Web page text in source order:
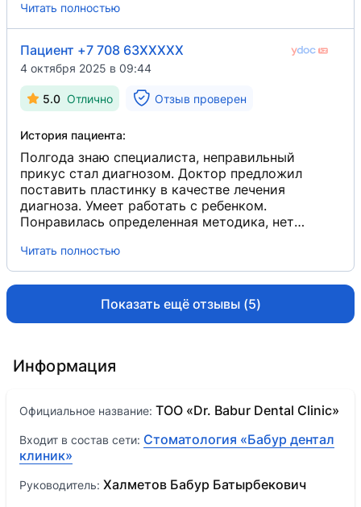
Читать полностью
Пациент +7 708 63XXXXX
4 октября 2025 в 09:44
5.0 Отлично Отзыв проверен
История пациента:
Полгода знаю специалиста, неправильный
прикус стал диагнозом. Доктор предложил
поставить пластинку в качестве лечения
диагноза. Умеет работать с ребенком.
Понравилась определенная методика, нет
Читать полностью
Показать ещё отзывы (5)
Информация
Официальное название: ТОО «Dr. Babur Dental Clinic»
Входит в состав сети: Стоматология «Бабур дентал
клиник»
Руководитель: Халметов Бабур Батырбекович